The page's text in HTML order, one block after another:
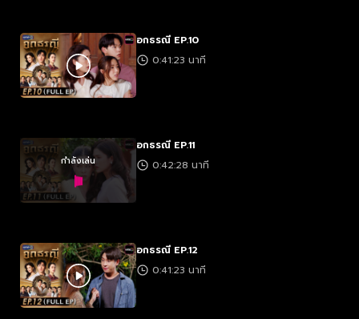
อกธรณี EP.10
0:41:23 นาที
กำลังเล่น
อกธรณี EP.11
0:42:28 นาที
อกธรณี EP.12
0:41:23 นาที